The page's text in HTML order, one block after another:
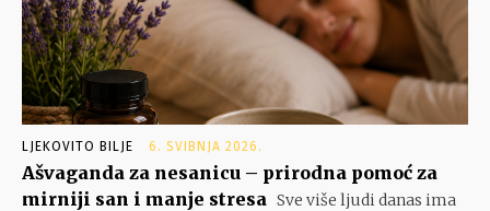
LJEKOVITO BILJE 6. SVIBNJA 2026.
Ašvaganda za nesanicu – prirodna pomoć za
mirniji san i manje stresa Sve više ljudi danas ima